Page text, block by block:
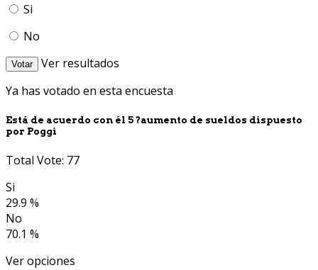
Si
No
Votar
Ver resultados
Ya has votado en esta encuesta
Está de acuerdo con él 5 ?aumento de sueldos dispuesto
por Poggi
Total Vote: 77
Si
29.9 %
No
70.1 %
Ver opciones